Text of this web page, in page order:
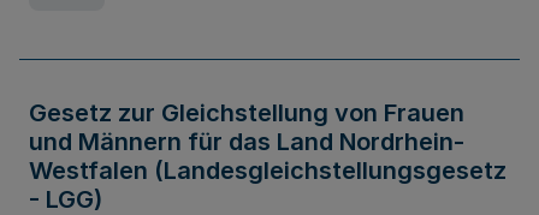
Gesetz zur Gleichstellung von Frauen
und Männern für das Land Nordrhein-
Westfalen (Landesgleichstellungsgesetz
- LGG)